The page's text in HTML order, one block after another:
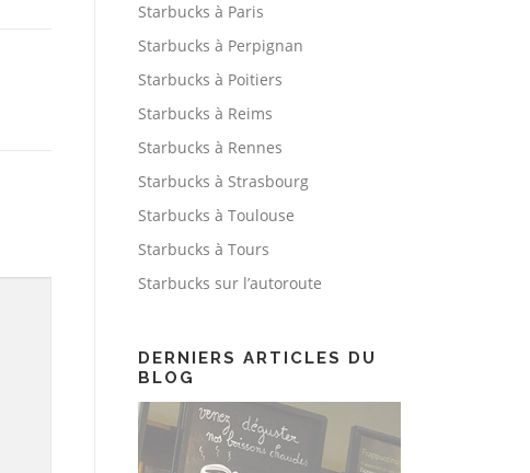
Starbucks à Paris
Starbucks à Perpignan
Starbucks à Poitiers
Starbucks à Reims
Starbucks à Rennes
Starbucks à Strasbourg
Starbucks à Toulouse
Starbucks à Tours
Starbucks sur l’autoroute
DERNIERS ARTICLES DU
BLOG